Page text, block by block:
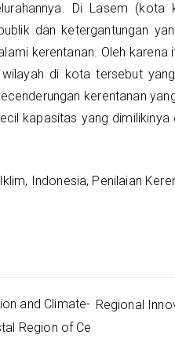
Di Lasem
dan ketergantungan
kerentanan. Oleh
di kota tersebut
kerentanan
kapasitas yang
Indonesia, Penilaian
and Climate-
Region of Ce
Regional